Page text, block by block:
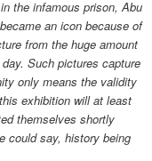
the infamous prison, Abu
an icon because of
from the huge amount
Such pictures capture
only means the validity
exhibition will at least
themselves shortly
could say, history being